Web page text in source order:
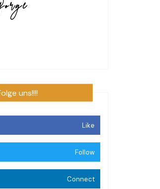
uns!!!!
Like
Follow
Connect